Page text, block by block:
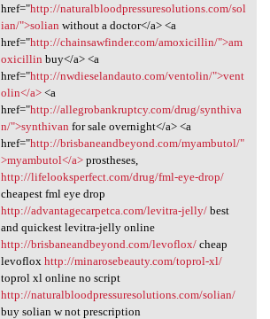
href="http://naturalbloodpressuresolutions.com/sol
ian/">solian without a doctor</a> <a
href="http://chainsawfinder.com/amoxicillin/">am
oxicillin buy</a> <a
href="http://nwdieselandauto.com/ventolin/">vent
olin</a><a
href="http://allegrobankruptcy.com/drug/synthiva
n/">synthivan for sale overnight</a> <a
href="http://brisbaneandbeyond.com/myambutol/"
>myambutol</a>prostheses,
http://lifelooksperfect.com/drug/fml-eye-drop/
cheapest fml eye drop
http://advantagecarpetca.com/levitra-jelly/best
and quickest levitra-jelly online
http://brisbaneandbeyond.com/levoflox/cheap
levoflox http://minarosebeauty.com/toprol-xl/
toprol xl online no script
http://naturalbloodpressuresolutions.com/solian/
buy solian w not prescription